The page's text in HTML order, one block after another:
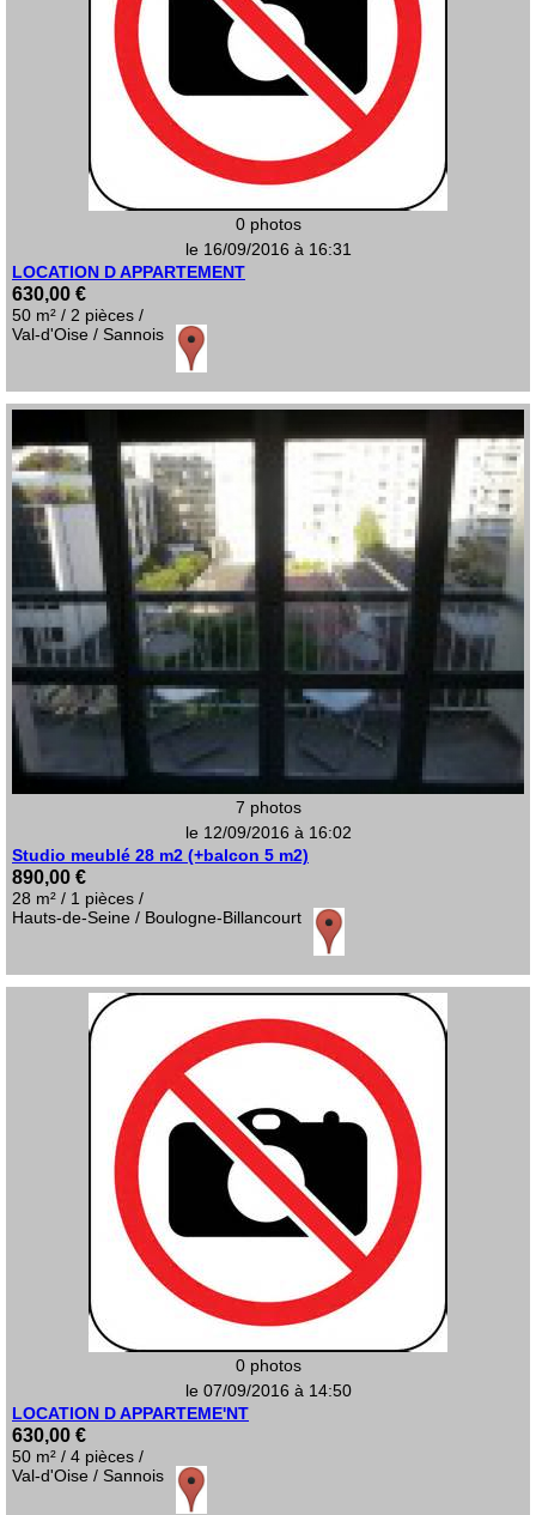
0 photos
le 16/09/2016 à 16:31
LOCATION D APPARTEMENT
630,00 €
50 m² / 2 pièces /
Val-d'Oise / Sannois
7 photos
le 12/09/2016 à 16:02
Studio meublé 28 m2 (+balcon 5 m2)
890,00 €
28 m² / 1 pièces /
Hauts-de-Seine / Boulogne-Billancourt
0 photos
le 07/09/2016 à 14:50
LOCATION D APPARTEME'NT
630,00 €
50 m² / 4 pièces /
Val-d'Oise / Sannois